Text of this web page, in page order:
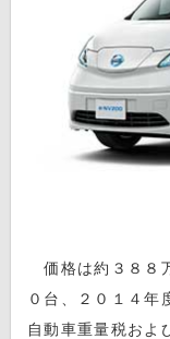
価格は約３８８
０台、２０１４年
自動車重量税およ